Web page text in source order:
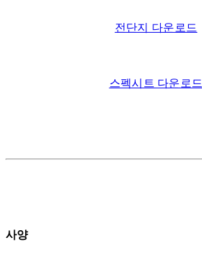
전단지 다운로드
스펙시트 다운로드
사양